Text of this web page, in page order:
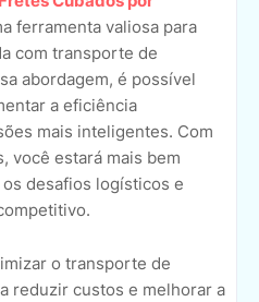
ferramenta valiosa para
com transporte de
abordagem, é possível
a eficiência
mais inteligentes. Com
você estará mais bem
desafios logísticos e
o transporte de
reduzir custos e melhorar a